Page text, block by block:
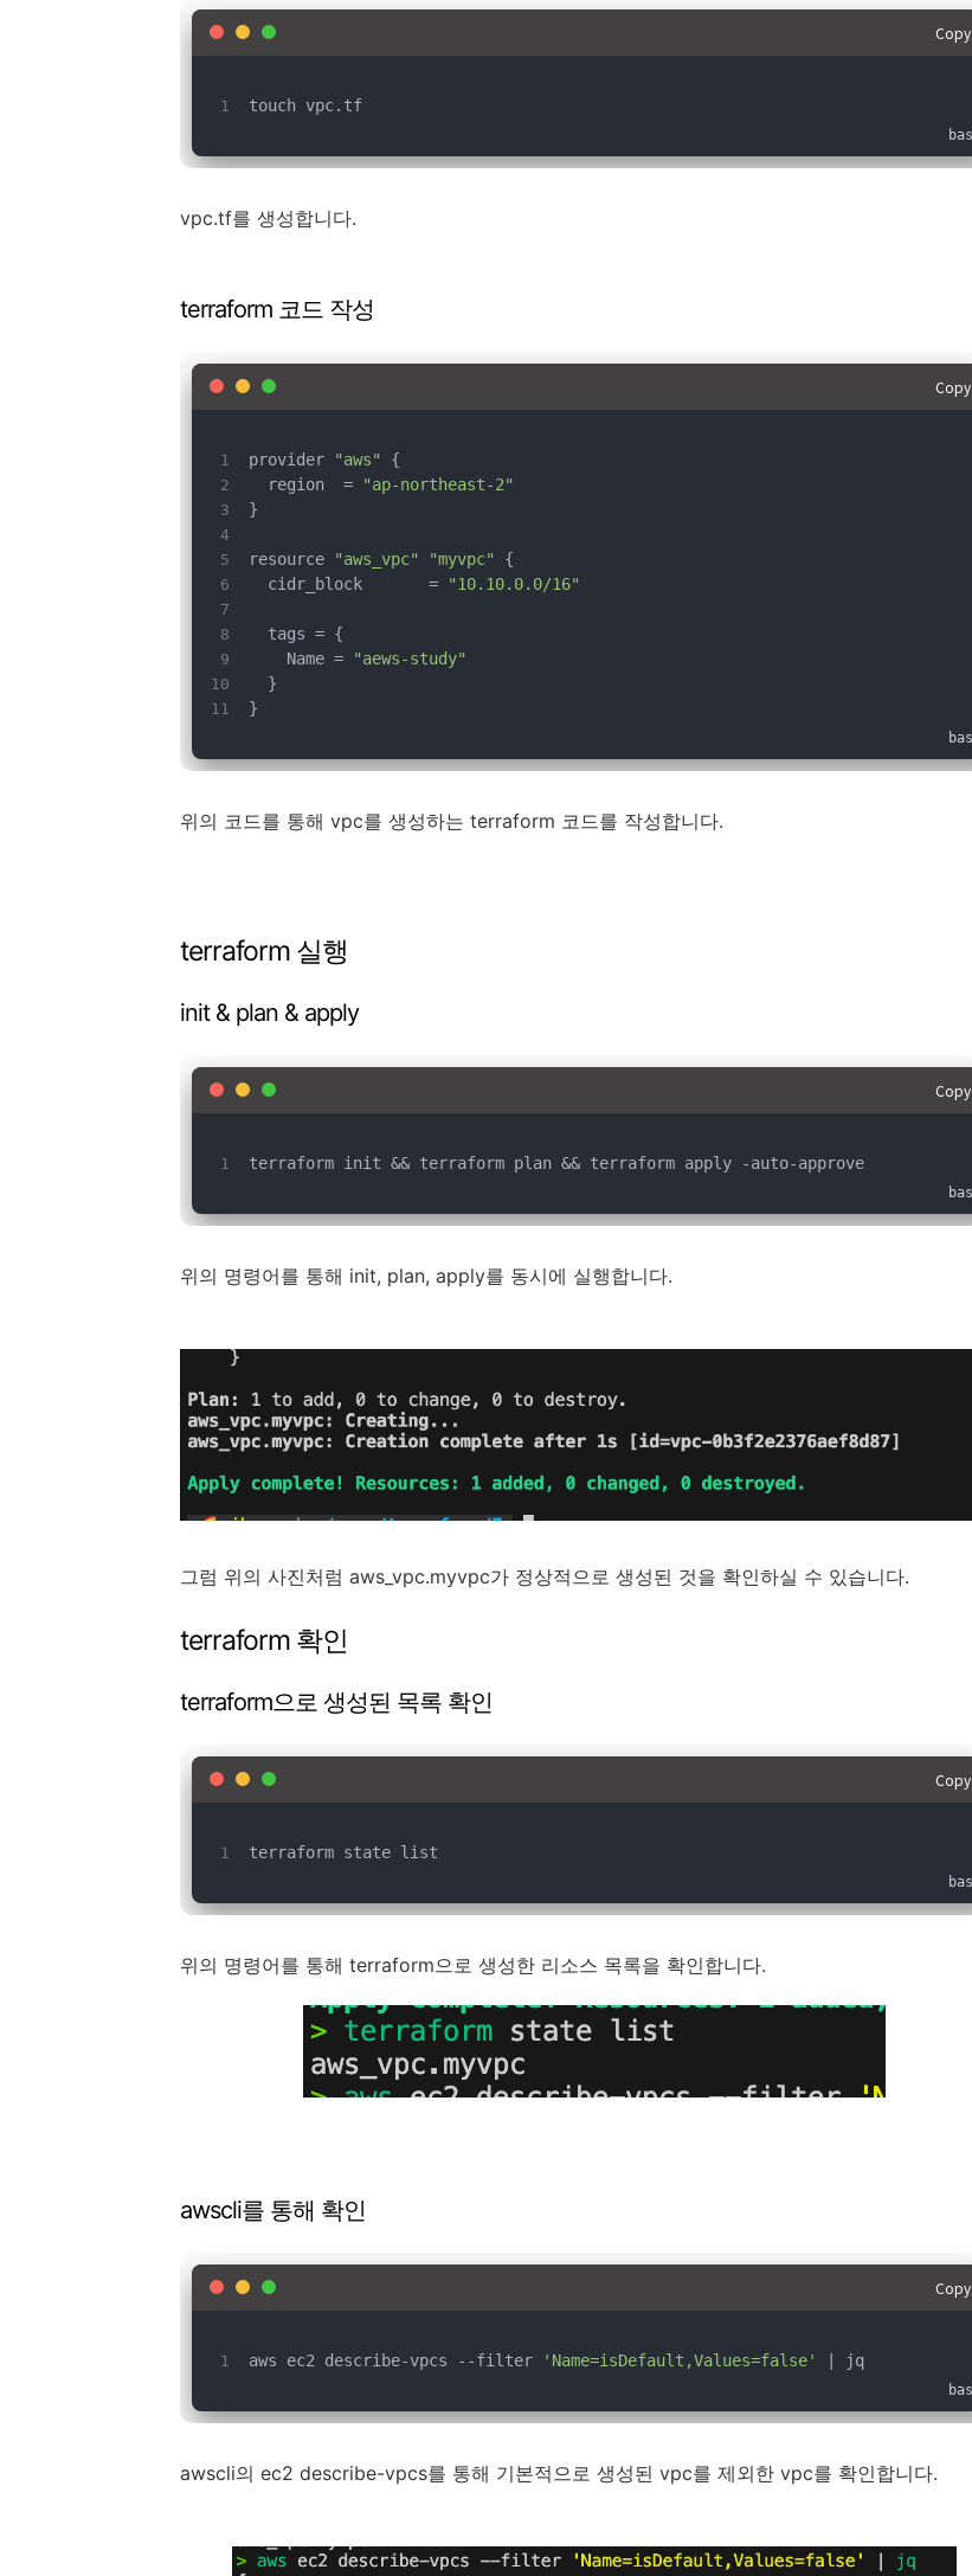
Copy
touch vpc.tf
vpc.tf를 생성합니다.
terraform 코드 작성
Copy
provider "aws"
{
  region  =
"ap-northeast-2"
}
resource "aws_vpc" "myvpc"
{
  cidr_block       =
"10.10.0.0/16"
  tags = {
    Name =
"aews-study"
  }
}
위의 코드를 통해 vpc를 생성하는 terraform 코드를 작성합니다.
terraform 실행
init & plan & apply
Copy
terraform init && terraform plan && terraform apply -auto-approve
위의 명령어를 통해 init, plan, apply를 동시에 실행합니다.
그럼 위의 사진처럼 aws_vpc.myvpc가 정상적으로 생성된 것을 확인하실 수 있습니다.
terraform 확인
terraform으로 생성된 목록 확인
Copy
terraform state list
위의 명령어를 통해 terraform으로 생성한 리소스 목록을 확인합니다.
awscli를 통해 확인
Copy
aws ec2 describe-vpcs --filter 'Name=isDefault,Values=false' | jq
awscli의 ec2 describe-vpcs를 통해 기본적으로 생성된 vpc를 제외한 vpc를 확인합니다.